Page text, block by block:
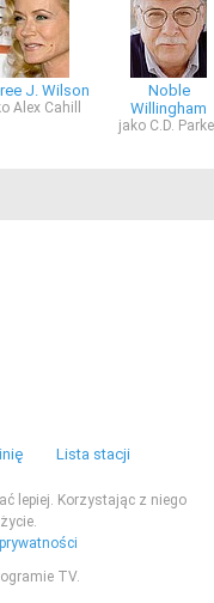
J. Wilson
Alex Cahill
Noble
Willingham
jako C.D.
Lista stacji
lepiej. Korzystając z niego
TV.